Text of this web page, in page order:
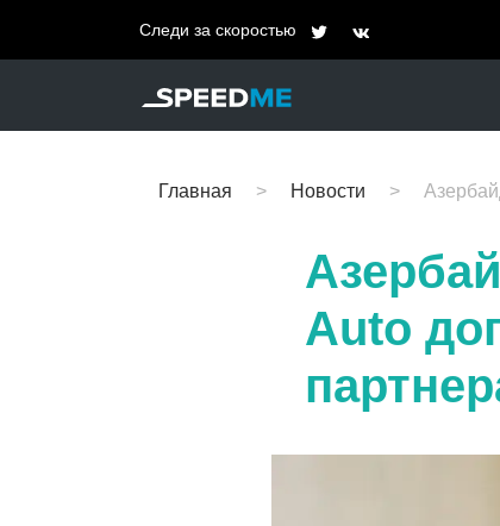
Следи за скоростью
Главная Новости
Auto